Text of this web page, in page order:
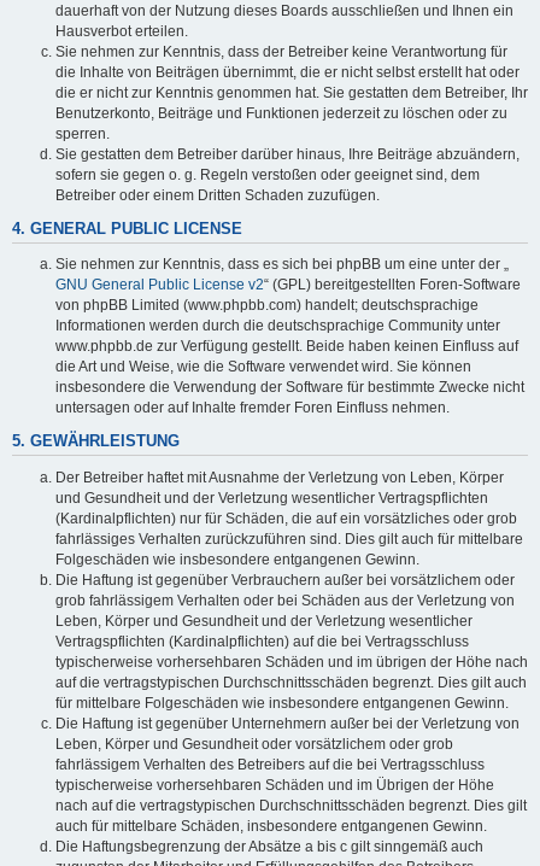
dauerhaft von der Nutzung dieses Boards ausschließen und Ihnen ein
Hausverbot erteilen.
Sie nehmen zur Kenntnis, dass der Betreiber keine Verantwortung für
die Inhalte von Beiträgen übernimmt, die er nicht selbst erstellt hat oder
die er nicht zur Kenntnis genommen hat. Sie gestatten dem Betreiber, Ihr
Benutzerkonto, Beiträge und Funktionen jederzeit zu löschen oder zu
sperren.
Sie gestatten dem Betreiber darüber hinaus, Ihre Beiträge abzuändern,
sofern sie gegen o. g. Regeln verstoßen oder geeignet sind, dem
Betreiber oder einem Dritten Schaden zuzufügen.
4. GENERAL PUBLIC LICENSE
Sie nehmen zur Kenntnis, dass es sich bei phpBB um eine unter der „
GNU General Public License v2“ (GPL) bereitgestellten Foren-Software
von phpBB Limited (www.phpbb.com) handelt; deutschsprachige
Informationen werden durch die deutschsprachige Community unter
www.phpbb.de zur Verfügung gestellt. Beide haben keinen Einfluss auf
die Art und Weise, wie die Software verwendet wird. Sie können
insbesondere die Verwendung der Software für bestimmte Zwecke nicht
untersagen oder auf Inhalte fremder Foren Einfluss nehmen.
5. GEWÄHRLEISTUNG
Der Betreiber haftet mit Ausnahme der Verletzung von Leben, Körper
und Gesundheit und der Verletzung wesentlicher Vertragspflichten
(Kardinalpflichten) nur für Schäden, die auf ein vorsätzliches oder grob
fahrlässiges Verhalten zurückzuführen sind. Dies gilt auch für mittelbare
Folgeschäden wie insbesondere entgangenen Gewinn.
Die Haftung ist gegenüber Verbrauchern außer bei vorsätzlichem oder
grob fahrlässigem Verhalten oder bei Schäden aus der Verletzung von
Leben, Körper und Gesundheit und der Verletzung wesentlicher
Vertragspflichten (Kardinalpflichten) auf die bei Vertragsschluss
typischerweise vorhersehbaren Schäden und im übrigen der Höhe nach
auf die vertragstypischen Durchschnittsschäden begrenzt. Dies gilt auch
für mittelbare Folgeschäden wie insbesondere entgangenen Gewinn.
Die Haftung ist gegenüber Unternehmern außer bei der Verletzung von
Leben, Körper und Gesundheit oder vorsätzlichem oder grob
fahrlässigem Verhalten des Betreibers auf die bei Vertragsschluss
typischerweise vorhersehbaren Schäden und im Übrigen der Höhe
nach auf die vertragstypischen Durchschnittsschäden begrenzt. Dies gilt
auch für mittelbare Schäden, insbesondere entgangenen Gewinn.
Die Haftungsbegrenzung der Absätze a bis c gilt sinngemäß auch